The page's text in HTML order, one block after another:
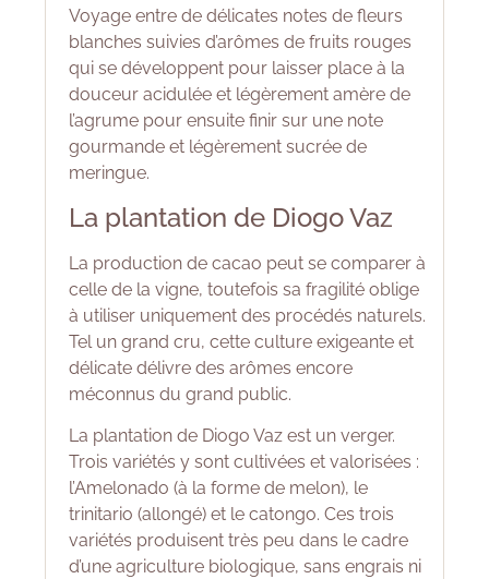
Voyage entre de délicates notes de fleurs
blanches suivies d’arômes de fruits rouges
qui se développent pour laisser place à la
douceur acidulée et légèrement amère de
l’agrume pour ensuite finir sur une note
gourmande et légèrement sucrée de
meringue.
La plantation de Diogo Vaz
La production de cacao peut se comparer à
celle de la vigne, toutefois sa fragilité oblige
à utiliser uniquement des procédés naturels.
Tel un grand cru, cette culture exigeante et
délicate délivre des arômes encore
méconnus du grand public.
La plantation de Diogo Vaz est un verger.
Trois variétés y sont cultivées et valorisées :
l’Amelonado (à la forme de melon), le
trinitario (allongé) et le catongo. Ces trois
variétés produisent très peu dans le cadre
d’une agriculture biologique, sans engrais ni